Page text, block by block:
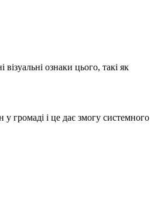
візуальні ознаки цього, такі як
громаді і це дає змогу системного